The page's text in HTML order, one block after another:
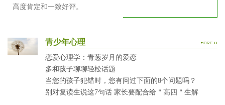
高度肯定和一致好评。
青少年心理
恋爱心理学：青葱岁月的爱恋
多和孩子聊聊轻松话题
当您的孩子犯错时，您有问过下面的8个问题吗？
别对复读生说这7句话 家长要配合给＂高四＂生解